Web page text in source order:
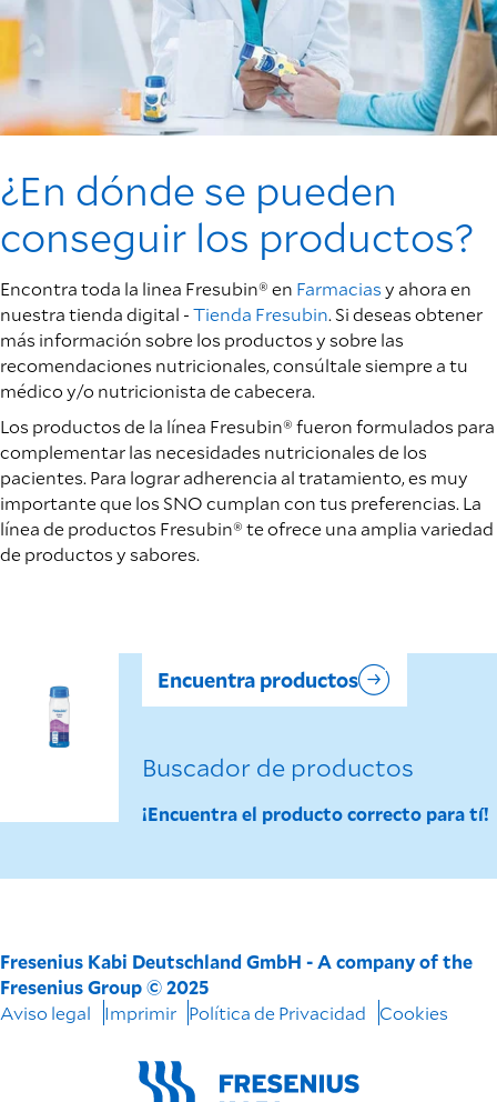
¿En dónde se pueden
conseguir los productos?
Encontra toda la linea Fresubin® en Farmaciasy ahora en
nuestra tienda digital -Tienda Fresubin. Si deseas obtener
más información sobre los productos y sobre las
recomendaciones nutricionales, consúltale siempre a tu
médico y/o nutricionista de cabecera.
Los productos de la línea Fresubin® fueron formulados para
complementar las necesidades nutricionales de los
pacientes. Para lograr adherencia al tratamiento, es muy
importante que los SNO cumplan con tus preferencias. La
línea de productos Fresubin® te ofrece una amplia variedad
de productos y sabores.
Buscador de productos
¡Encuentra el producto correcto para tí!
Encuentra productos
Fresenius Kabi Deutschland GmbH - A company of the
Fresenius Group © 2025
Aviso legal
Imprimir Política de Privacidad Cookies